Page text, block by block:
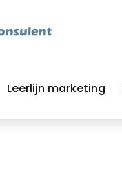
Leerlijn marketing